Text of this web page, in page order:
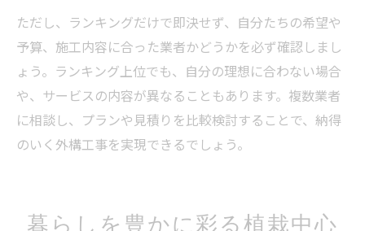
ただし、ランキングだけで即決せず、自分たちの希望や
予算、施工内容に合った業者かどうかを必ず確認しまし
ょう。ランキング上位でも、自分の理想に合わない場合
や、サービスの内容が異なることもあります。複数業者
に相談し、プランや見積りを比較検討することで、納得
のいく外構工事を実現できるでしょう。
暮らしを豊かに彩る植栽中心